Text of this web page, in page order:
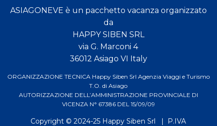
ASIAGONEVE è un pacchetto vacanza organizzato
da
HAPPY SIBEN SRL
via G. Marconi 4
36012 Asiago VI Italy
ORGANIZZAZIONE TECNICA Happy Siben Srl Agenzia Viaggi e Turismo
T.O. di Asiago
AUTORIZZAZIONE DELL’AMMINISTRAZIONE PROVINCIALE DI
VICENZA N° 67386 DEL 15/09/09
Copyright © 2024-25 Happy Siben Srl | P.IVA